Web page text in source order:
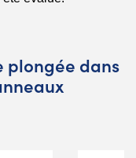
plongée dans